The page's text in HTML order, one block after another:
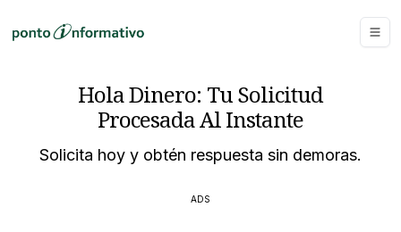
Hola Dinero: Tu Solicitud
Procesada Al Instante
Solicita hoy y obtén respuesta sin demoras.
ADS